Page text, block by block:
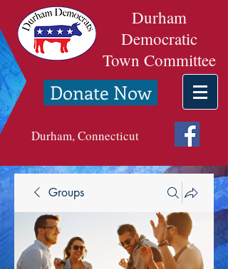
Durham
Democratic
Town Committee
Donate Now
Durham, Connecticut
Groups